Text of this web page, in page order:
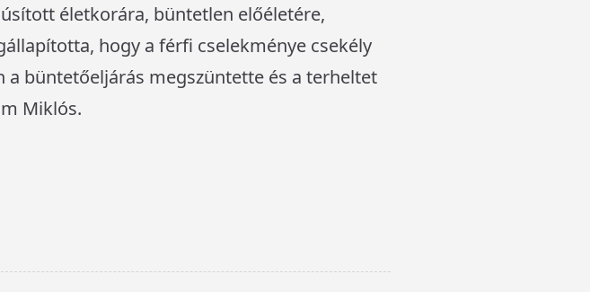
életkorára, büntetlen előéletére,
hogy a férfi cselekménye csekély
a büntetőeljárás megszüntette és a terheltet
Miklós.